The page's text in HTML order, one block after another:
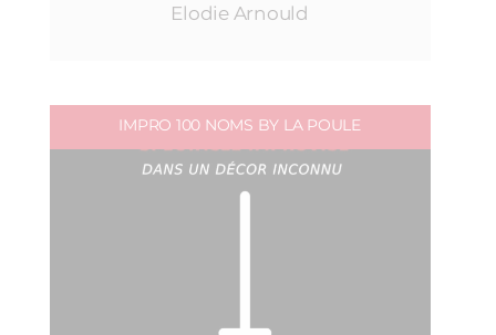
Elodie Arnould
IMPRO 100 NOMS BY LA POULE